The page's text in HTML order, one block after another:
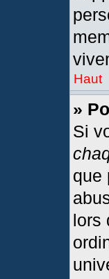
Haut
»
Si
que
lors